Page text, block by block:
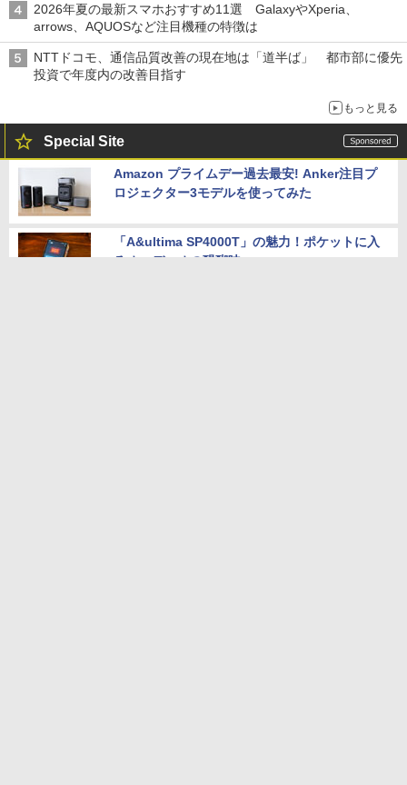
2026年夏の最新スマホおすすめ11選 GalaxyやXperia、
arrows、AQUOSなど注目機種の特徴は
NTTドコモ、通信品質改善の現在地は「道半ば」 都市部に優先
投資で年度内の改善目指す
もっと見る
Special Site
Amazon プライムデー過去最安! Anker注目プ
ロジェクター3モデルを使ってみた
「A&ultima SP4000T」の魅力！ポケットに入
るオーディオの醍醐味